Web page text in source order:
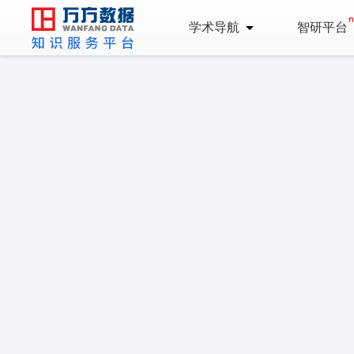
学术导航 智研平台